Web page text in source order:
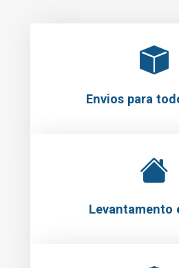
Envios para
Levantamento